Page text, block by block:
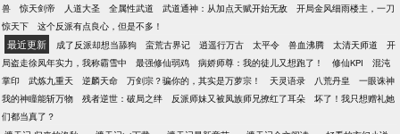
兽
惊天剑帝 人道大圣 全属性武道 武道通神：从加点天赋开始无敌
开局金风细雨楼主，一刀
惊天下
这个反派有点良心，但是不多！
最近更新 成了反派却想当舔狗 蛮荒古界记 逍遥行万古 太平令 兽血沸腾 太清天师道
开
局盗走徐凤年实力，我称霸雪中
最强修仙弱鸡 病娇师尊：我的徒儿又想跑了！ 修仙KPI
混沌
掌印
武炼九重天 逆麟天命 万剑宗？骗你的，其实是万萝宗！ 天灵语录 八荒丹皇
一眼诛神
我的神瞳能斩万物
残者逆世：破局之绊 反派师妹又被凤族师兄撩红了耳朵
坏了！我只想赠礼她
们都当真了？